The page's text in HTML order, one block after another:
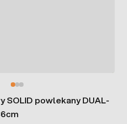
SOLID powlekany DUAL-